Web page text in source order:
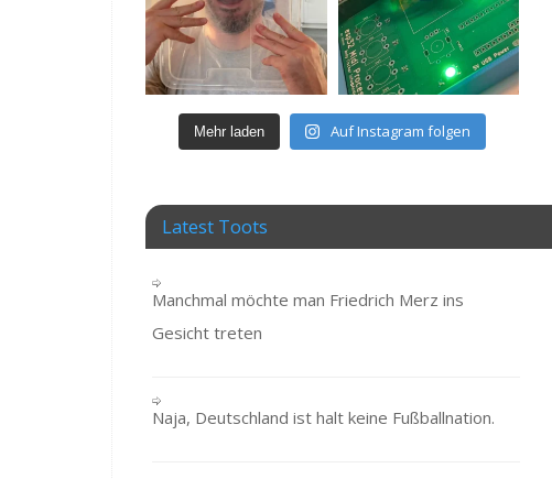
Mehr laden Auf Instagram folgen
Latest Toots
Manchmal möchte man Friedrich Merz ins
Gesicht treten
Naja, Deutschland ist halt keine Fußballnation.